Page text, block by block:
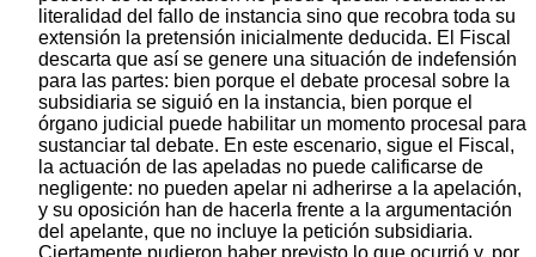
literalidad del fallo de instancia sino que recobra toda su
extensión la pretensión inicialmente deducida. El Fiscal
descarta que así se genere una situación de indefensión
para las partes: bien porque el debate procesal sobre la
subsidiaria se siguió en la instancia, bien porque el
órgano judicial puede habilitar un momento procesal para
sustanciar tal debate. En este escenario, sigue el Fiscal,
la actuación de las apeladas no puede calificarse de
negligente: no pueden apelar ni adherirse a la apelación,
y su oposición han de hacerla frente a la argumentación
del apelante, que no incluye la petición subsidiaria.